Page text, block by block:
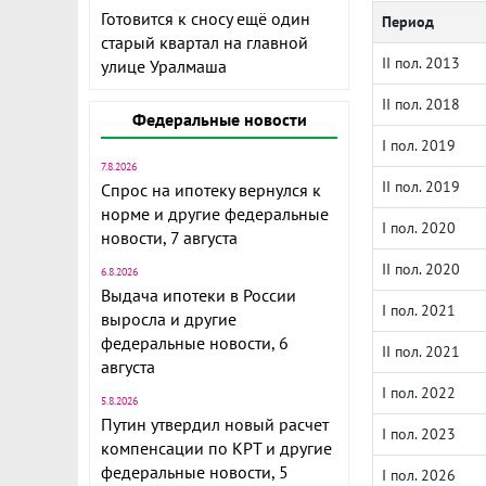
Готовится к сносу ещё один
старый квартал на главной
улице Уралмаша
Федеральные новости
7.8.2026
Спрос на ипотеку вернулся к
норме и другие федеральные
новости, 7 августа
6.8.2026
Выдача ипотеки в России
выросла и другие
федеральные новости, 6
августа
5.8.2026
Путин утвердил новый расчет
компенсации по КРТ и другие
федеральные новости, 5
Период
II пол. 2013
II пол. 2018
I пол. 2019
II пол. 2019
I пол. 2020
II пол. 2020
I пол. 2021
II пол. 2021
I пол. 2022
I пол. 2023
I пол. 2026